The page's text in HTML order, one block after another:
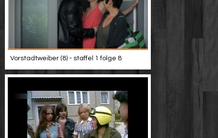
Vorstadtweiber (8) - staffel 1 folge 8